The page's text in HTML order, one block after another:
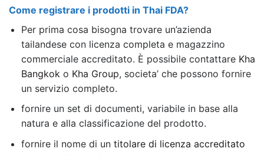
Come registrare i prodotti in Thai FDA?
Per prima cosa bisogna trovare un’azienda
tailandese con licenza completa e magazzino
commerciale accreditato. È possibile contattare Kha
Bangkok o Kha Group, societa’ che possono fornire
un servizio completo.
fornire un set di documenti, variabile in base alla
natura e alla classificazione del prodotto.
fornire il nome di un titolare di licenza accreditato